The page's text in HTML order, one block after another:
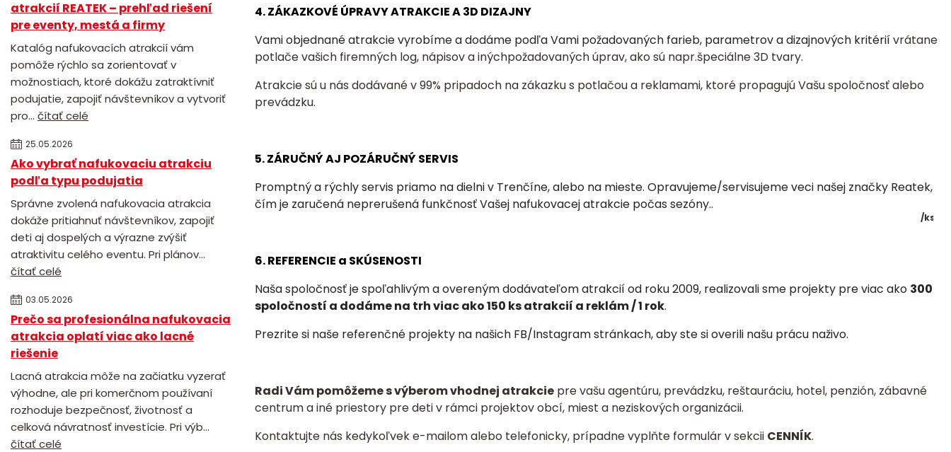
atrakcií REATEK – prehľad riešení
pre eventy, mestá a firmy
Katalóg nafukovacích atrakcií vám
pomôže rýchlo sa zorientovať v
možnostiach, ktoré dokážu zatraktívniť
podujatie, zapojiť návštevníkov a vytvoriť
pro... čítať celé
25.05.2026
Ako vybrať nafukovaciu atrakciu
podľa typu podujatia
Správne zvolená nafukovacia atrakcia
dokáže pritiahnuť návštevníkov, zapojiť
deti aj dospelých a výrazne zvýšiť
atraktivitu celého eventu. Pri plánov...
čítať celé
03.05.2026
Prečo sa profesionálna nafukovacia
atrakcia oplatí viac ako lacné
riešenie
Lacná atrakcia môže na začiatku vyzerať
výhodne, ale pri komerčnom používaní
rozhoduje bezpečnosť, životnosť a
celková návratnosť investície. Pri výb...
čítať celé
/ks
4. ZÁKAZKOVÉ ÚPRAVY ATRAKCIE A 3D DIZAJNY
Vami objednané atrakcie vyrobíme a dodáme podľa Vami požadovaných farieb, parametrov a dizajnových kritériívrátane
potlače vašich firemných log, nápisov a inýchpožadovaných úprav, ako sú napr.špeciálne 3D tvary.
Atrakcie sú u nás dodávané v 99% pripadoch na zákazku s potlačou a reklamami, ktoré propagujú Vašu spoločnosť alebo
prevádzku.
5. ZÁRUČNÝ AJ POZÁRUČNÝ SERVIS
Promptný a rýchly servis priamo na dielni v Trenčíne, alebo na mieste. Opravujeme/servisujeme veci našej značky Reatek,
čím je zaručená neprerušená funkčnosť Vašej nafukovacej atrakcie počas sezóny..
6. REFERENCIE a SKÚSENOSTI
Naša spoločnosť je spoľahlivým a overeným dodávateľom atrakcií od roku 2009, realizovalisme projekty pre viac ako 300
spoločností a dodáme na trh viac ako 150 ks atrakcií a reklám / 1 rok.
Prezrite si naše referenčné projekty na našich FB/Instagram stránkach, aby ste si overili našu prácu naživo.
Radi Vám pomôžeme s výberom vhodnej atrakciepre vašu agentúru, prevádzku, reštauráciu, hotel, penzión, zábavné
centrum a iné priestory pre deti v rámci projektov obcí, miest a neziskových organizácii.
Kontaktujte nás kedykoľvek e-mailom alebo telefonicky, prípadne vyplňte formulár v sekcii CENNÍK.